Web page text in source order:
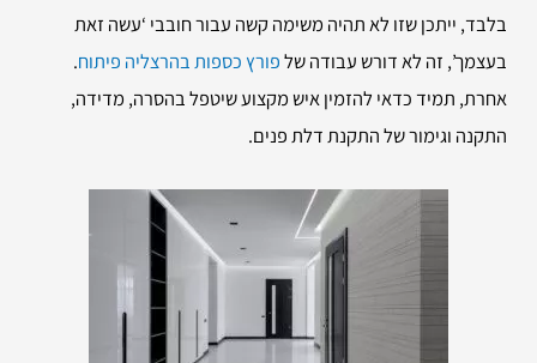
בלבד, ייתכן שזו לא תהיה משימה קשה עבור חובבי ‘עשה זאת
בעצמך’, זה לא דורש עבודה שלפורץ כספות בהרצליה פיתוח.
אחרת, תמיד כדאי להזמין איש מקצוע שיטפל בהסרה, מדידה,
התקנה וגימור של התקנת דלת פנים.